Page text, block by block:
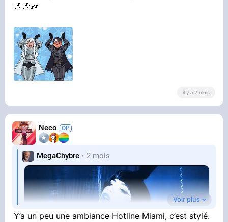
🎶🎶🎶
il y a 2 mois
Neco
MegaChybre 2 mois
Voir plus
Y’a un peu une ambiance Hotline Miami, c’est stylé.